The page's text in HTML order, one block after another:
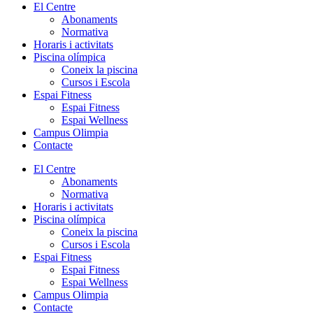
El Centre
Abonaments
Normativa
Horaris i activitats
Piscina olímpica
Coneix la piscina
Cursos i Escola
Espai Fitness
Espai Fitness
Espai Wellness
Campus Olimpia
Contacte
El Centre
Abonaments
Normativa
Horaris i activitats
Piscina olímpica
Coneix la piscina
Cursos i Escola
Espai Fitness
Espai Fitness
Espai Wellness
Campus Olimpia
Contacte